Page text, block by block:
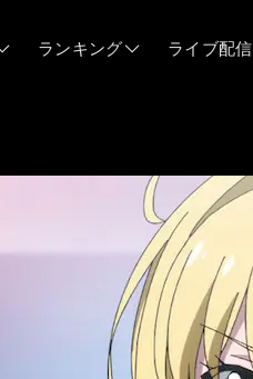
ランキング ライブ配信